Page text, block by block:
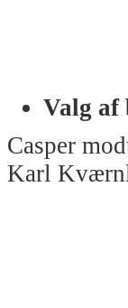
Valg af
Casper
Karl